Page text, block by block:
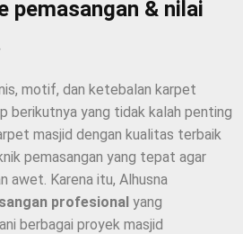
pemasangan & nilai
motif, dan ketebalan karpet
berikutnya yang tidak kalah penting
masjid dengan kualitas terbaik
pemasangan yang tepat agar
awet. Karena itu, Alhusna
profesional yang
berbagai proyek masjid